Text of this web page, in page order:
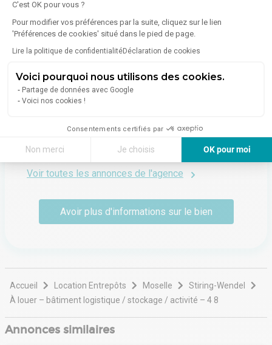
C'est OK pour vous ?
Pour modifier vos préférences par la suite, cliquez sur le lien
'Préférences de cookies' situé dans le pied de page.
Lire la politique de confidentialitéDéclaration de cookies
Voici pourquoi nous utilisons des cookies.
Partage de données avec Google
Voici nos cookies !
Consentements certifiés par
Non merci Je choisis
OK pour moi
Axeptio consent
Plateforme de Gestion du Consentement : Personnalisez vos Options
Émissions :
À propos de l'agence
TH2 CONSEIL ET TRANSACTION
19 Quai De Juillet
Voir toutes les annonces de l'agence
Avoir plus d'informations sur le bien
Accueil Location Entrepôts Moselle
Stiring-Wendel
À louer – bâtiment logistique / stockage / activité – 4 8
Annonces similaires